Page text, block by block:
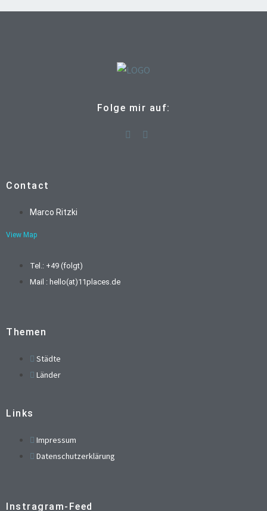
Folge mir auf:
Contact
Marco Ritzki
View Map
Tel.: +49 (folgt)
Mail : hello(at)11places.de
Themen
Städte
Länder
Links
Impressum
Datenschutzerklärung
Instragram-Feed